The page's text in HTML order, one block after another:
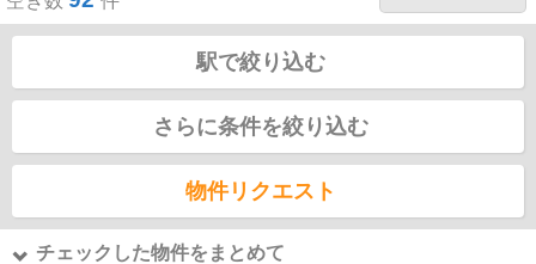
駅で絞り込む
さらに条件を絞り込む
物件リクエスト
チェックした物件をまとめて